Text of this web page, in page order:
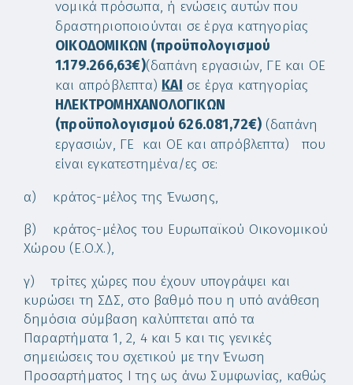
νομικά πρόσωπα, ή ενώσεις αυτών που
δραστηριοποιούνται σε έργα κατηγορίας
ΟΙΚΟΔΟΜΙΚΩΝ (προϋπολογισμού
1.179.266,63€)(δαπάνη εργασιών, ΓΕ και ΟΕ
και απρόβλεπτα) KAI σε έργα κατηγορίας
ΗΛΕΚΤΡΟΜΗΧΑΝΟΛΟΓΙΚΩΝ
(προϋπολογισμού 626.081,72€) (δαπάνη
εργασιών, ΓΕ και ΟΕ και απρόβλεπτα) που
είναι εγκατεστημένα/ες σε:
α) κράτος-μέλος της Ένωσης,
β) κράτος-μέλος του Ευρωπαϊκού Οικονομικού
Χώρου (Ε.Ο.Χ.),
γ) τρίτες χώρες που έχουν υπογράψει και
κυρώσει τη ΣΔΣ, στο βαθμό που η υπό ανάθεση
δημόσια σύμβαση καλύπτεται από τα
Παραρτήματα 1, 2, 4 και 5 και τις γενικές
σημειώσεις του σχετικού με την Ένωση
Προσαρτήματος I της ως άνω Συμφωνίας, καθώς